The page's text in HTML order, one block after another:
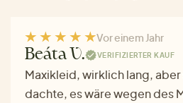
Vor einem Jahr
Beáta V. VERIFIZIERTER KAUF
Maxikleid, wirklich lang,
dachte, es wäre wegen des